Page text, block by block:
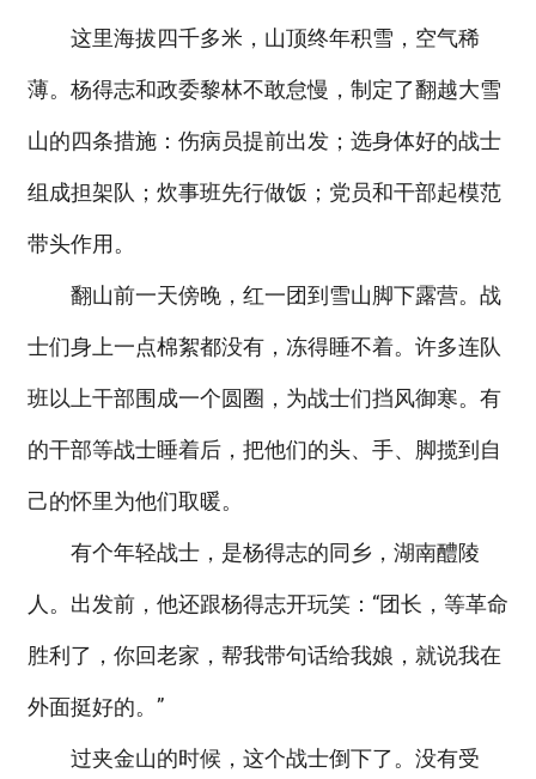
这里海拔四千多米，山顶终年积雪，空气稀
薄。杨得志和政委黎林不敢怠慢，制定了翻越大雪
山的四条措施：伤病员提前出发；选身体好的战士
组成担架队；炊事班先行做饭；党员和干部起模范
带头作用。
翻山前一天傍晚，红一团到雪山脚下露营。战
士们身上一点棉絮都没有，冻得睡不着。许多连队
班以上干部围成一个圆圈，为战士们挡风御寒。有
的干部等战士睡着后，把他们的头、手、脚揽到自
己的怀里为他们取暖。
有个年轻战士，是杨得志的同乡，湖南醴陵
人。出发前，他还跟杨得志开玩笑：“团长，等革命
胜利了，你回老家，帮我带句话给我娘，就说我在
外面挺好的。”
过夹金山的时候，这个战士倒下了。没有受